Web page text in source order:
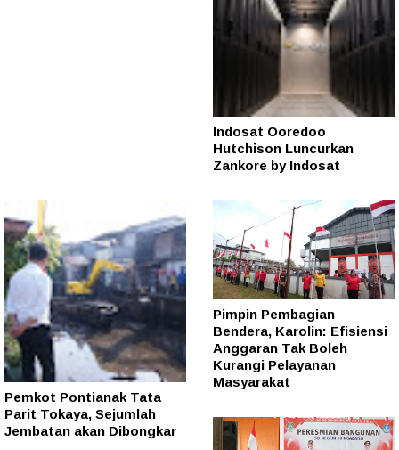
Indosat Ooredoo
Hutchison Luncurkan
Zankore by Indosat
Pemkot Pontianak Tata
Parit Tokaya, Sejumlah
Jembatan akan Dibongkar
Pimpin Pembagian
Bendera, Karolin: Efisiensi
Anggaran Tak Boleh
Kurangi Pelayanan
Masyarakat